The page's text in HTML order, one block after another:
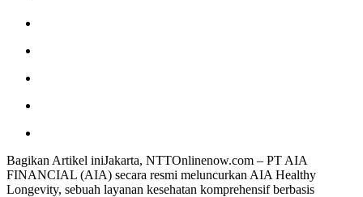
Bagikan Artikel iniJakarta, NTTOnlinenow.com – PT AIA
FINANCIAL (AIA) secara resmi meluncurkan AIA Healthy
Longevity, sebuah layanan kesehatan komprehensif berbasis